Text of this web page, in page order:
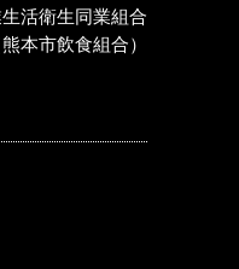
活衛生同業組合
熊本市飲食組合）